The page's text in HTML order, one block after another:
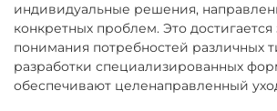
индивидуальные решения,
конкретных проблем. Это достигается
понимания потребностей различных
разработки специализированных
обеспечивают целенаправленный